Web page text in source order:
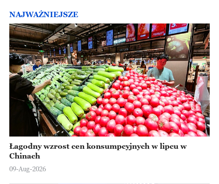
NAJWAŻNIEJSZE
Łagodny wzrost cen konsumpcyjnych w lipcu w
Chinach
09-Aug-2026